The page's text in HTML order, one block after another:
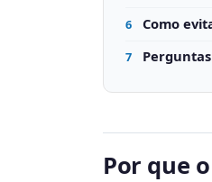
6 Como
7
Por que